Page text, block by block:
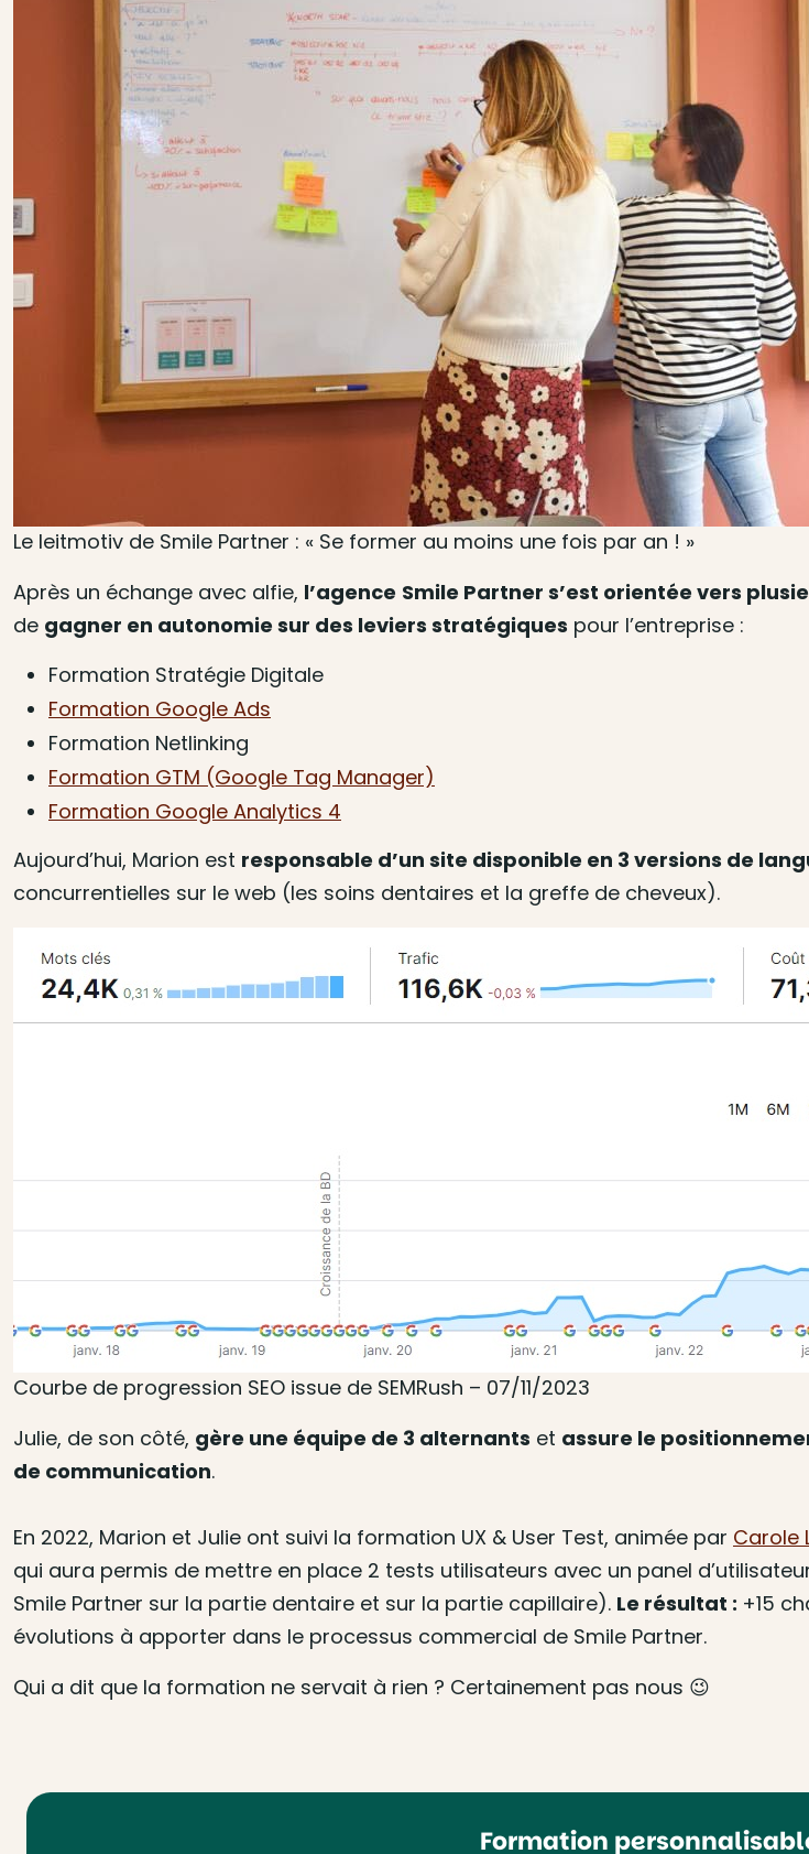
Le leitmotiv de Smile Partner : « Se former au moins une fois par an ! »
Après un échange avec alfie, l’agence Smile Partner s’est orientée vers
de gagner en autonomie sur des leviers stratégiques pour l’entreprise :
Formation Stratégie Digitale
Formation Google Ads
Formation Netlinking
Formation GTM (Google Tag Manager)
Formation Google Analytics 4
Aujourd’hui, Marion est responsable d’un site disponible en 3 versions de
concurrentielles sur le web (les soins dentaires et la greffe de cheveux).
Courbe de progression SEO issue de SEMRush – 07/11/2023
Julie, de son côté, gère une équipe de 3 alternants et assure le
de communication.
En 2022, Marion et Julie ont suivi la formation UX & User Test, animée par Carole
qui aura permis de mettre en place 2 tests utilisateurs avec un panel
Smile Partner sur la partie dentaire et sur la partie capillaire). Le résultat : +15
évolutions à apporter dans le processus commercial de Smile Partner.
Qui a dit que la formation ne servait à rien ? Certainement pas nous 😉
Formation